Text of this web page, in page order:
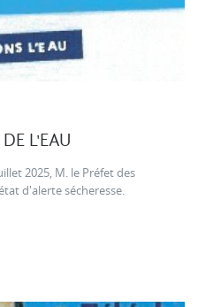
L'EAU
2025, M. le Préfet des
d'alerte sécheresse.